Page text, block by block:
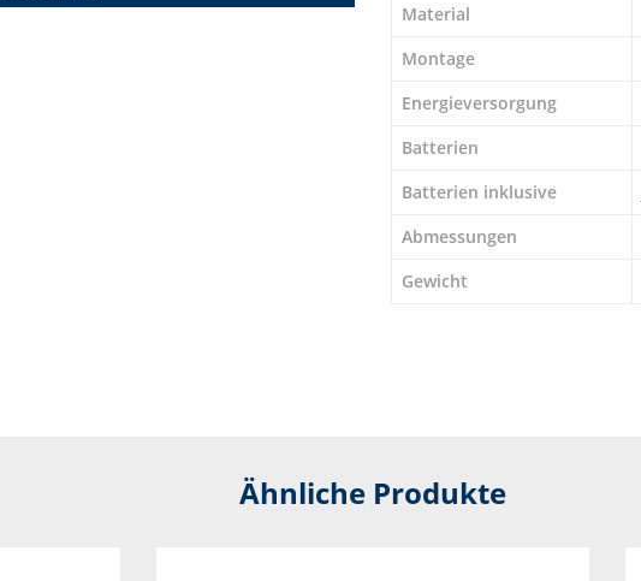
Material
Montage
Energieversorgung
Batterien
Batterien inklusive
Abmessungen
Gewicht
Ähnliche Produkte